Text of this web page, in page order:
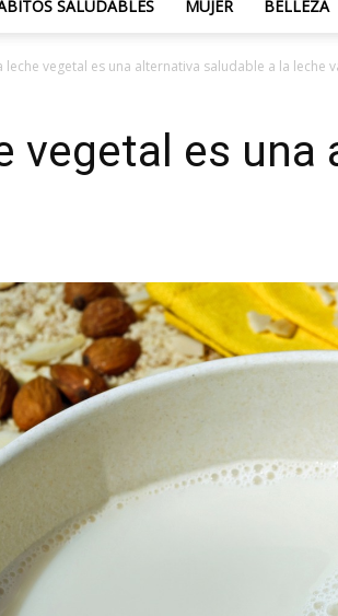
SALUDABLES MUJER BELLEZA
leche vegetal es una alternativa saludable a la leche
vegetal es